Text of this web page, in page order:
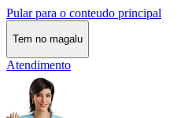
Pular para o conteudo principal
Tem no magalu
Atendimento